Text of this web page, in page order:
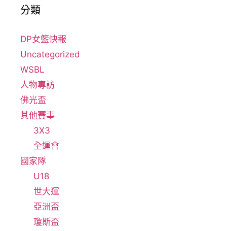
分類
DP女籃快報
Uncategorized
WSBL
人物專訪
佛光盃
其他賽事
3X3
全運會
國家隊
U18
世大運
亞洲盃
瓊斯盃